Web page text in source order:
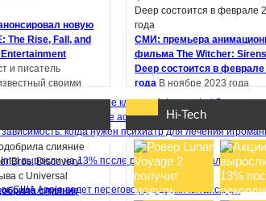
новую
The Rise, Fall, and
и писатель
своими
и пиксели» и
премию
слияние
Samsung
наушниками
Buds с не ...
СМИ: премьера
фильма The Witcher:
Deep состоится в
года В ноябре 2023 года
стриминговый сервис Netflix
анонсировал
Witcher:...
Hi-Tech
Эволюция
ключи adobe acrobat Информация
когда нужен психиатр для лечения
выросли на 13% после рекордного квартального
Apple ведет переговоры с двумя китайскими